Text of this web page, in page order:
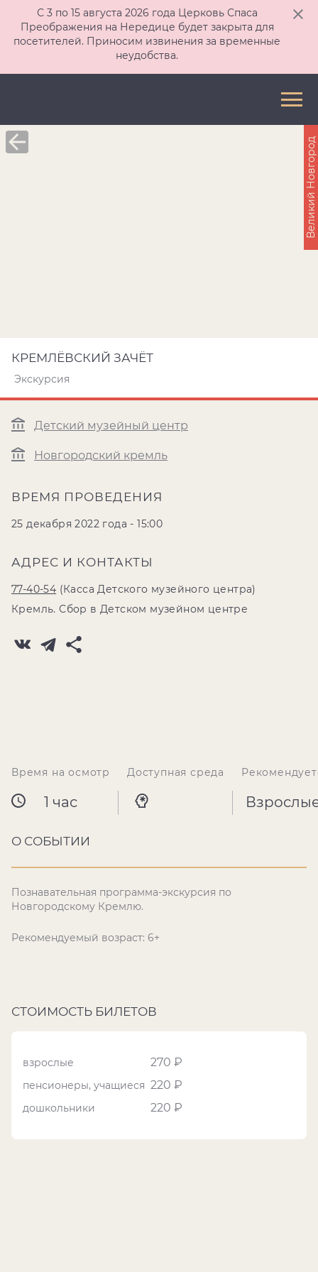
С 3 по 15 августа 2026 года Церковь Спаса
Преображения на Нередице будет закрыта для
посетителей. Приносим извинения за временные
неудобства.
КРЕМЛЁВСКИЙ ЗАЧЁТ
Экскурсия
Детский музейный центр
Новгородский кремль
ВРЕМЯ ПРОВЕДЕНИЯ
25 декабря 2022 года - 15:00
АДРЕС И КОНТАКТЫ
77-40-54 (Касса Детского музейного центра)
Кремль. Сбор в Детском музейном центре
Великий Новгород
Время на осмотр
1 час
Доступная среда
О СОБЫТИИ
Познавательная программа-экскурсия по
Новгородскому Кремлю.
Рекомендуемый возраст: 6+
СТОИМОСТЬ БИЛЕТОВ
взрослые 270 ₽
пенсионеры, учащиеся 220 ₽
дошкольники 220 ₽